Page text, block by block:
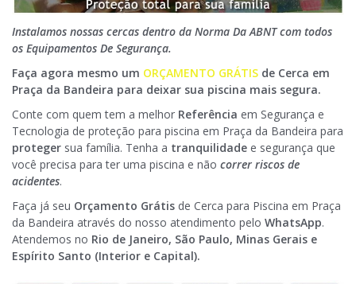
Instalamos nossas cercas dentro da Norma Da ABNT com todos
os Equipamentos De Segurança.
Faça agora mesmo um ORÇAMENTO GRÁTIS de Cerca em
Praça da Bandeira para deixar sua piscina mais segura.
Conte com quem tem a melhor Referência em Segurança e
Tecnologia de proteção para piscina em Praça da Bandeira para
proteger sua família. Tenha a tranquilidade e segurança que
você precisa para ter uma piscina e não correr riscos de
acidentes.
Faça já seu Orçamento Grátis de Cerca para Piscina em Praça
da Bandeira através do nosso atendimento pelo WhatsApp.
Atendemos no Rio de Janeiro, São Paulo, Minas Gerais e
Espírito Santo (Interior e Capital).